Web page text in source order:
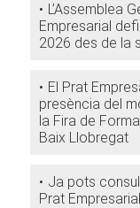
L’Assemblea
Empresarial
2026 des de la
El Prat
presència del
la Fira de
Baix Llobregat
Ja pots
Prat Empresarial